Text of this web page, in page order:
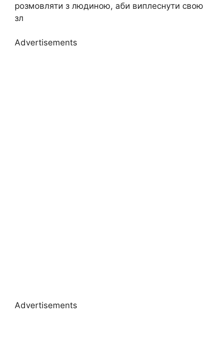
розмовляти з людиною, аби виплеснути свою
зл
Advertisements
Advertisements